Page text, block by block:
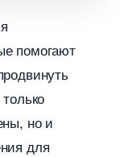
помогают
но и
для